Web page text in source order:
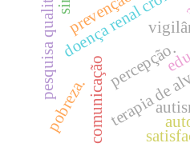
terapia
pesquisa qualitativa. percepção.
comunicação
pobreza.
prevenção.